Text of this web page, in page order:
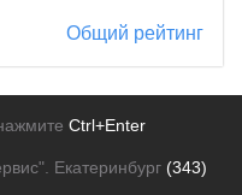
Общий рейтинг
Ctrl+Enter
Екатеринбург (343)